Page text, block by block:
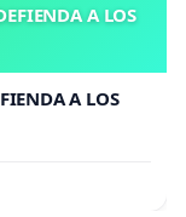
A LOS
A LOS